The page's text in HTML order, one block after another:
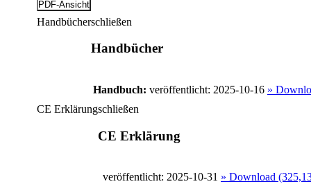
Handbücherschließen
Handbücher
Handbuch: veröffentlicht: 2025-10-16 »
CE Erklärungschließen
CE Erklärung
veröffentlicht: 2025-10-31 » Download